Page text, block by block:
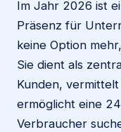
Im Jahr 2026 ist
Präsenz für
keine Option
Sie dient als
Kunden,
ermöglicht eine
Verbraucher